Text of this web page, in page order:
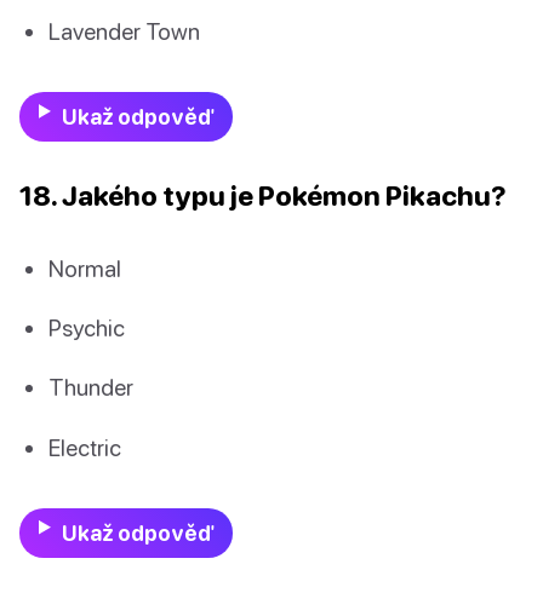
Lavender Town
Ukaž odpověď
18. Jakého typu je Pokémon Pikachu?
Normal
Psychic
Thunder
Electric
Ukaž odpověď